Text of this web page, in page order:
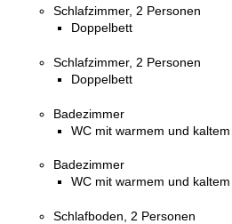
Schlafzimmer, 2 Personen
Doppelbett
Schlafzimmer, 2 Personen
Doppelbett
Badezimmer
WC mit warmem und
Badezimmer
WC mit warmem und
Schlafboden, 2 Personen